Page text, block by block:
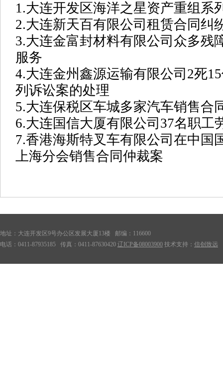
1.大连开发区海洋之星资产重组系
2.大连新天百有限公司租赁合同纠
3.大连金富封材料有限公司众多残
服务
4.大连金州鑫源运输有限公司2死
列诉讼案的处理
5.大连保税区车城多家汽车销售合
6.大连国信大厦有限公司37名职工
7.香港海斯特叉车有限公司在中国
上海分会销售合同仲裁案
地址：大连开发区9号办公区发展大厦13楼 邮编：116600
电话：0411-87935185 传真：0411-87630420 辽ICP备08003900 技术支持： 信创致远